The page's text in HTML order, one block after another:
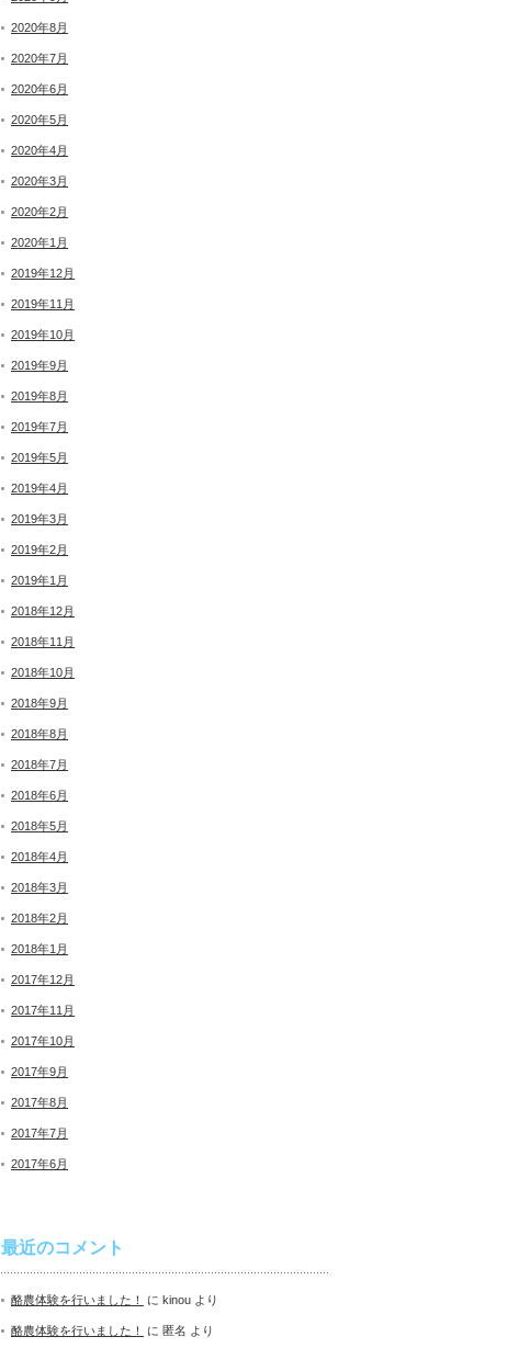
2020年8月
2020年7月
2020年6月
2020年5月
2020年4月
2020年3月
2020年2月
2020年1月
2019年12月
2019年11月
2019年10月
2019年9月
2019年8月
2019年7月
2019年5月
2019年4月
2019年3月
2019年2月
2019年1月
2018年12月
2018年11月
2018年10月
2018年9月
2018年8月
2018年7月
2018年6月
2018年5月
2018年4月
2018年3月
2018年2月
2018年1月
2017年12月
2017年11月
2017年10月
2017年9月
2017年8月
2017年7月
2017年6月
最近のコメント
酪農体験を行いました！ に kinou より
酪農体験を行いました！ に 匿名 より